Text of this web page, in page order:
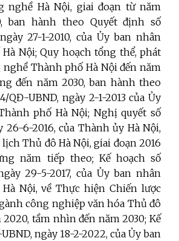
nghề Hà Nội, giai đoạn từ năm
ban hành theo Quyết định số
27-1-2010, của Ủy ban nhân
Nội; Quy hoạch tổng thể, phát
Thành phố Hà Nội đến năm
đến năm 2030, ban hành theo
QĐ-UBND, ngày 2-1-2013 của Ủy
phố Hà Nội; Nghị quyết số
26-6-2016, của Thành ủy Hà Nội,
Thủ đô Hà Nội, giai đoạn 2016
năm tiếp theo; Kế hoạch số
29-5-2017, của Ủy ban nhân
Nội, về Thực hiện Chiến lược
công nghiệp văn hóa Thủ đô
2020, tầm nhìn đến năm 2030; Kế
ngày 18-2-2022, của Ủy ban